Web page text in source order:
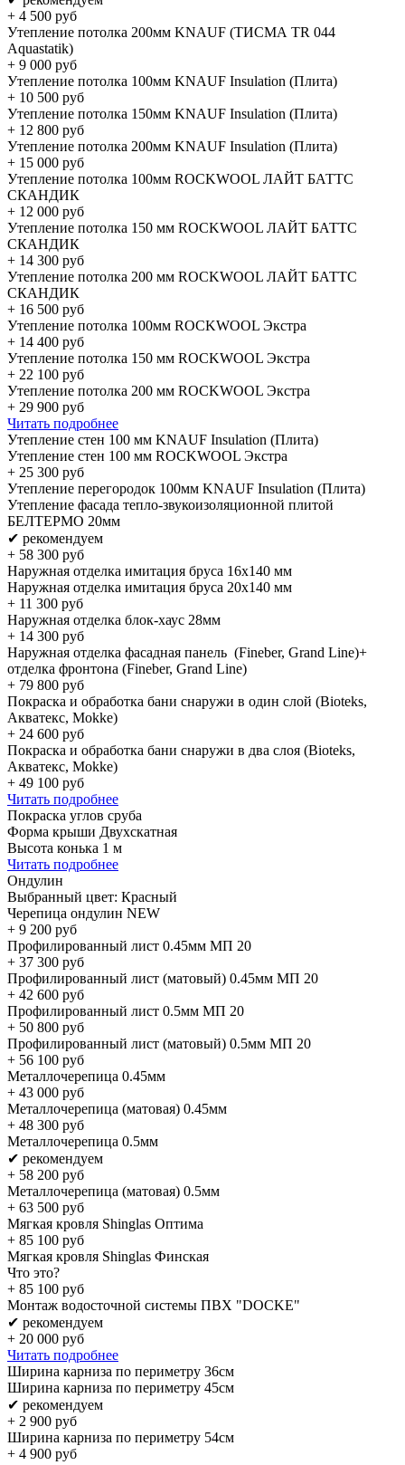
+ 4 500 руб
Утепление потолка 200мм KNAUF (ТИСМА TR 044
Aquastatik)
+ 9 000 руб
Утепление потолка 100мм KNAUF Insulation (Плита)
+ 10 500 руб
Утепление потолка 150мм KNAUF Insulation (Плита)
+ 12 800 руб
Утепление потолка 200мм KNAUF Insulation (Плита)
+ 15 000 руб
Утепление потолка 100мм ROCKWOOL ЛАЙТ БАТТС
СКАНДИК
+ 12 000 руб
Утепление потолка 150 мм ROCKWOOL ЛАЙТ БАТТС
СКАНДИК
+ 14 300 руб
Утепление потолка 200 мм ROCKWOOL ЛАЙТ БАТТС
СКАНДИК
+ 16 500 руб
Утепление потолка 100мм ROCKWOOL Экстра
+ 14 400 руб
Утепление потолка 150 мм ROCKWOOL Экстра
+ 22 100 руб
Утепление потолка 200 мм ROCKWOOL Экстра
+ 29 900 руб
Читать подробнее
Утепление стен 100 мм KNAUF Insulation (Плита)
Утепление стен 100 мм ROCKWOOL Экстра
+ 25 300 руб
Утепление перегородок 100мм KNAUF Insulation (Плита)
Утепление фасада тепло-звукоизоляционной плитой
БЕЛТЕРМО 20мм
✔ рекомендуем
+ 58 300 руб
Наружная отделка имитация бруса 16х140 мм
Наружная отделка имитация бруса 20х140 мм
+ 11 300 руб
Наружная отделка блок-хаус 28мм
+ 14 300 руб
Наружная отделка фасадная панель (Fineber, Grand Line)+
отделка фронтона (Fineber, Grand Line)
+ 79 800 руб
Покраска и обработка бани снаружи в один слой (Bioteks,
Акватекс, Mokke)
+ 24 600 руб
Покраска и обработка бани снаружи в два слоя (Bioteks,
Акватекс, Mokke)
+ 49 100 руб
Читать подробнее
Покраска углов сруба
Форма крыши Двухскатная
Высота конька 1 м
Читать подробнее
Ондулин
Выбранный цвет: Красный
Черепица ондулин NEW
+ 9 200 руб
Профилированный лист 0.45мм МП 20
+ 37 300 руб
Профилированный лист (матовый) 0.45мм МП 20
+ 42 600 руб
Профилированный лист 0.5мм МП 20
+ 50 800 руб
Профилированный лист (матовый) 0.5мм МП 20
+ 56 100 руб
Металлочерепица 0.45мм
+ 43 000 руб
Металлочерепица (матовая) 0.45мм
+ 48 300 руб
Металлочерепица 0.5мм
✔ рекомендуем
+ 58 200 руб
Металлочерепица (матовая) 0.5мм
+ 63 500 руб
Мягкая кровля Shinglas Оптима
+ 85 100 руб
Мягкая кровля Shinglas Финская
Что это?
+ 85 100 руб
Монтаж водосточной системы ПВХ "DOCKE"
✔ рекомендуем
+ 20 000 руб
Читать подробнее
Ширина карниза по периметру 36см
Ширина карниза по периметру 45см
✔ рекомендуем
+ 2 900 руб
Ширина карниза по периметру 54см
+ 4 900 руб